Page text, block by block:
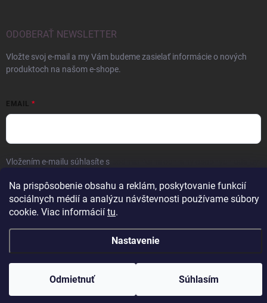
Na prispôsobenie obsahu a reklám, poskytovanie funkcií
sociálnych médií a analýzu návštevnosti používame súbory
cookie. Viac informácií tu.
Nastavenie
Odmietnuť Súhlasím
ODOBERAŤ NEWSLETTER
Vložte svoj e-mail a my Vám budeme zasielať informácie o nových
produktoch na našom e-shope.
EMAIL
Vložením e-mailu súhlasíte s
Prihlásiť sa
. Všetky práva vyhradené.